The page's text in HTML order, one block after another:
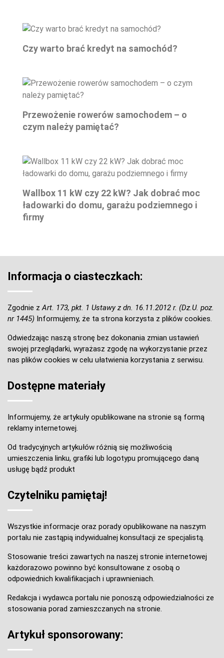
Czy warto brać kredyt na samochód?
Przewożenie rowerów samochodem – o
czym należy pamiętać?
Wallbox 11 kW czy 22 kW? Jak dobrać moc
ładowarki do domu, garażu podziemnego i
firmy
Informacja o ciasteczkach:
Zgodnie z Art. 173, pkt. 1 Ustawy z dn. 16.11.2012 r. (Dz.U. poz.
nr 1445) Informujemy, że ta strona korzysta z plików cookies.
Odwiedzając naszą stronę bez dokonania zmian ustawień
swojej przeglądarki, wyrażasz zgodę na wykorzystanie przez
nas plików cookies w celu ułatwienia korzystania z serwisu.
Dostępne materiały
Informujemy, że artykuły opublikowane na stronie są formą
reklamy internetowej.
Od tradycyjnych artykułów różnią się możliwością
umieszczenia linku, grafiki lub logotypu promującego daną
usługę bądź produkt
Czytelniku pamiętaj!
Wszystkie informacje oraz porady opublikowane na naszym
portalu nie zastąpią indywidualnej konsultacji ze specjalistą.
Stosowanie treści zawartych na naszej stronie internetowej
każdorazowo powinno być konsultowane z osobą o
odpowiednich kwalifikacjach i uprawnieniach.
Redakcja i wydawca portalu nie ponoszą odpowiedzialności ze
stosowania porad zamieszczanych na stronie.
Artykuł sponsorowany: